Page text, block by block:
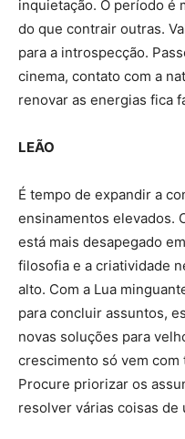
inquietação. O período é
do que contrair outras.
para a introspecção.
cinema, contato com a
renovar as energias fica
LEÃO
É tempo de expandir a
ensinamentos elevados.
está mais desapegado
filosofia e a criatividade
alto. Com a Lua
para concluir assuntos,
novas soluções para
crescimento só vem
Procure priorizar os
resolver várias coisas de